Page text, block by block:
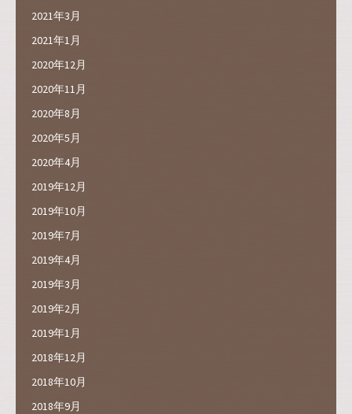
2021年3月
2021年1月
2020年12月
2020年11月
2020年8月
2020年5月
2020年4月
2019年12月
2019年10月
2019年7月
2019年4月
2019年3月
2019年2月
2019年1月
2018年12月
2018年10月
2018年9月